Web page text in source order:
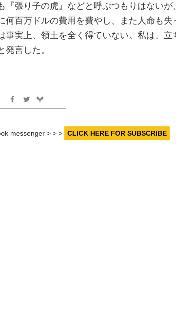
張り子の虎』などと呼ぶつもりはないが、
何百万ドルの費用を費やし、また人命も失
事実上、領土を全く得ていない。私は、立
発言した。
messenger > > > CLICK HERE FOR SUBSCRIBE